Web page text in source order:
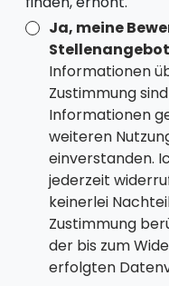
Ja, meine
Informationen
Zustimmung sind
Informationen
weiteren
einverstanden.
jederzeit
keinerlei
Zustimmung
der bis zum
erfolgten